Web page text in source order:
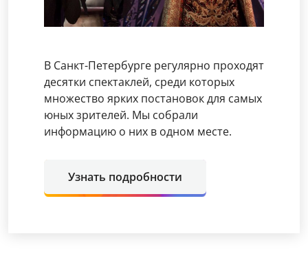
В Санкт-Петербурге регулярно проходят
десятки спектаклей, среди которых
множество ярких постановок для самых
юных зрителей. Мы собрали
информацию о них в одном месте.
Узнать подробности